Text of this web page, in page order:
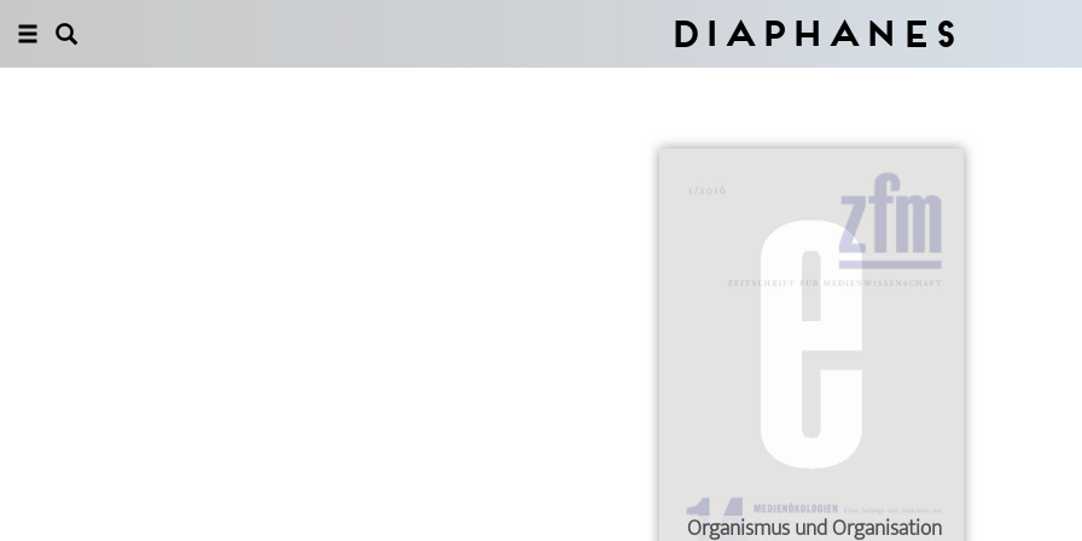
Diaphanes
Organismus und Organisation